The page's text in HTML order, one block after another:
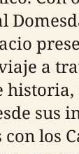
a
sus
los